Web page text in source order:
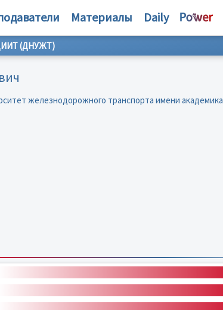
Материалы Daily
(ДНУЖТ)
железнодорожного транспорта имени академика